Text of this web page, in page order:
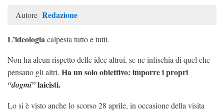
Autore Redazione
L’ideologiacalpesta tutto e tutti.
Non ha alcun rispetto delle idee altrui, se ne infischia di quel che
pensano gli altri. Ha un solo obiettivo: imporre i propri
“dogmi”laicisti.
Lo si è visto anche lo scorso 28 aprile, in occasione della visita